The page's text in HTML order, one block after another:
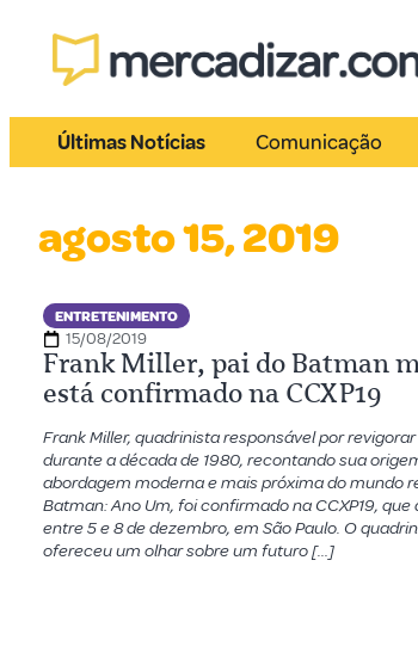
Últimas Notícias Comunicação
agosto 15, 2019
ENTRETENIMENTO
15/08/2019
Frank Miller, pai do Batman
está confirmado na CCXP19
Frank Miller, quadrinista responsável por
durante a década de 1980, recontando sua
abordagem moderna e mais próxima do mundo
Batman: Ano Um, foi confirmado na CCXP19,
entre 5 e 8 de dezembro, em São Paulo. O
ofereceu um olhar sobre um futuro […]